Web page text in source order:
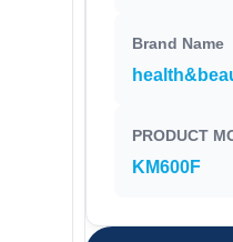
Brand Name
PRODUCT
KM600F